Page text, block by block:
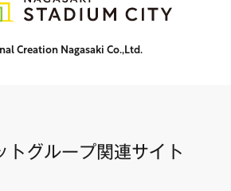
Creation Nagasaki Co.,Ltd.
トグループ関連サイト